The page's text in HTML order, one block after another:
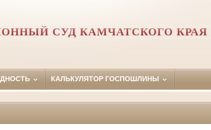
СУД КАМЧАТСКОГО КРАЯ
КАЛЬКУЛЯТОР ГОСПОШЛИНЫ